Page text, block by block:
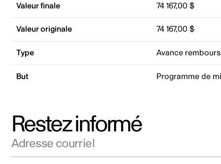
Valeur finale 74 167,00 $
Valeur originale 74 167,00 $
Type Avance
But Programme de
Restez informé